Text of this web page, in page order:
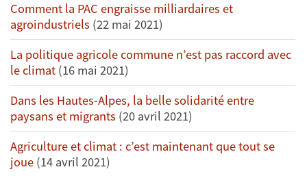
Comment la PAC engraisse milliardaires et
agroindustriels (22 mai 2021)
La politique agricole commune n’est pas raccord avec
le climat (16 mai 2021)
Dans les Hautes-Alpes, la belle solidarité entre
paysans et migrants (20 avril 2021)
Agriculture et climat : c’est maintenant que tout se
joue (14 avril 2021)